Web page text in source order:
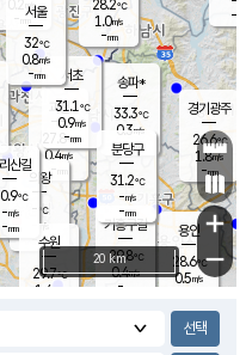
과천
27.8℃
0.4m/s
- mm
용인
28.6℃
0.5m/s
경기광주
26.6℃
1.8m/s
-mm
-
의왕
- ℃
m/s
mm
0.2 m/s
- mm
28.2℃
1.0m/s
-mm
송파*
33.3℃
0.3m/s
-mm
서초
31.1℃
0.9m/s
-mm
기흥구갈
29.8℃
0.4m/s
-
산길
℃
-m/s
-mm
분당구
31.2℃
-m/s
-mm
수원
29.7℃
1.4 m/s
서울
32℃
0.8m/s
-mm
+
−
20 km